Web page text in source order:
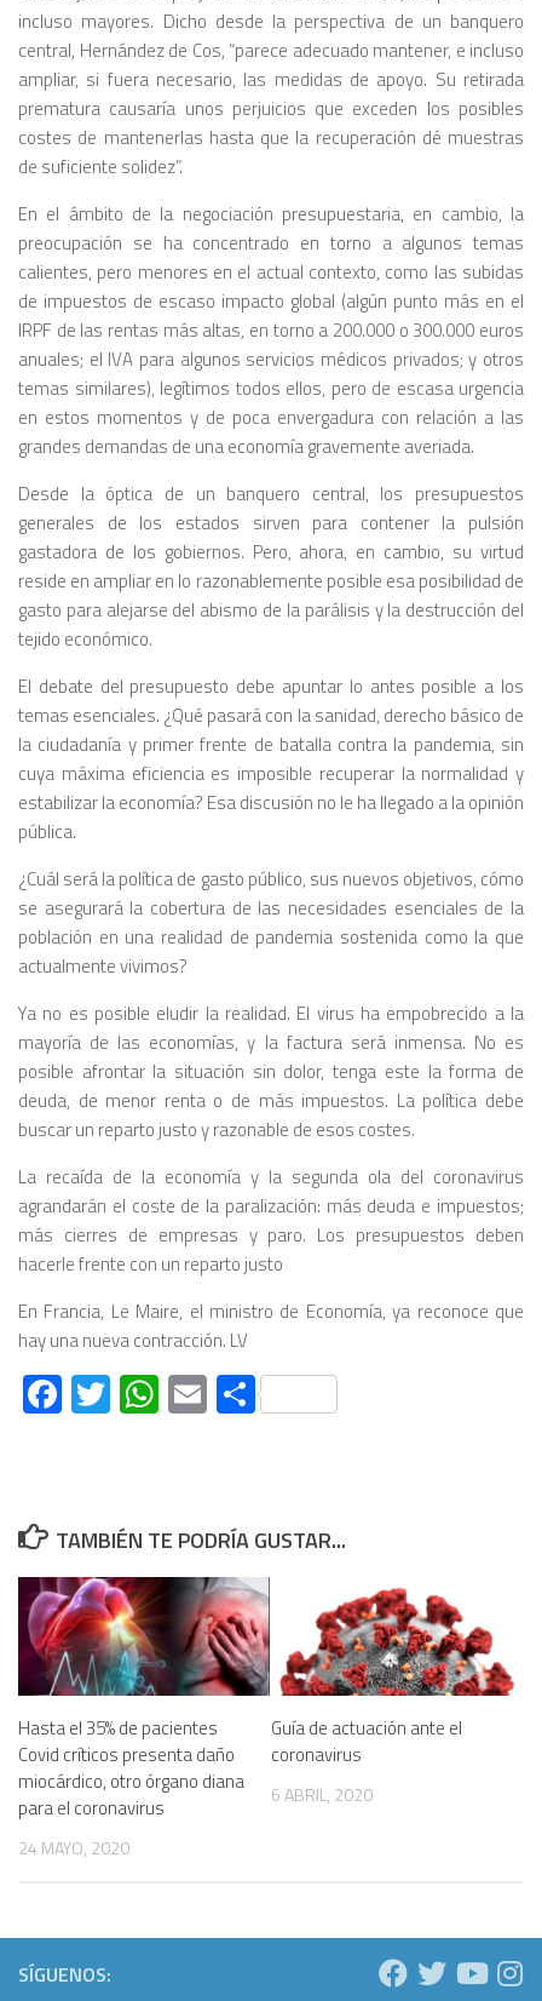
incluso mayores. Dicho desde la perspectiva de un banquero
central, Hernández de Cos, “parece adecuado mantener, e incluso
ampliar, si fuera necesario, las medidas de apoyo. Su retirada
prematura causaría unos perjuicios que exceden los posibles
costes de mantenerlas hasta que la recuperación dé muestras
de suficiente solidez”.
En el ámbito de la negociación presupuestaria, en cambio, la
preocupación se ha concentrado en torno a algunos temas
calientes, pero menores en el actual contexto, como las subidas
de impuestos de escaso impacto global (algún punto más en el
IRPF de las rentas más altas, en torno a 200.000 o 300.000 euros
anuales; el IVA para algunos servicios médicos privados; y otros
temas similares), legítimos todos ellos, pero de escasa urgencia
en estos momentos y de poca envergadura con relación a las
grandes demandas de una economía gravemente averiada.
Desde la óptica de un banquero central, los presupuestos
generales de los estados sirven para contener la pulsión
gastadora de los gobiernos. Pero, ahora, en cambio, su virtud
reside en ampliar en lo razonablemente posible esa posibilidad de
gasto para alejarse del abismo de la parálisis y la destrucción del
tejido económico.
El debate del presupuesto debe apuntar lo antes posible a los
temas esenciales. ¿Qué pasará con la sanidad, derecho básico de
la ciudadanía y primer frente de batalla contra la pandemia, sin
cuya máxima eficiencia es imposible recuperar la normalidad y
estabilizar la economía? Esa discusión no le ha llegado a la opinión
­pública.
¿Cuál será la política de gasto público, sus nuevos objetivos, cómo
se asegurará la cobertura de las necesidades esenciales de la
población en una realidad de pandemia sostenida como la que
actualmente vivimos?
Ya no es posible eludir la realidad. El virus ha empobrecido a la
mayoría de las economías, y la factura será inmensa. No es
posible afrontar la situación sin dolor, tenga este la forma de
deuda, de menor renta o de más impuestos. La política debe
buscar un reparto justo y razonable de esos costes.
La recaída de la economía y la segunda ola del coronavirus
agrandarán el coste de la paralización: más deuda e impuestos;
más cierres de empresas y paro. Los presupuestos deben
hacerle frente con un reparto justo
En Francia, Le Maire, el ministro de Economía, ya reconoce que
hay una nueva contracción. LV
Facebook
Twitter
WhatsApp
EmailCompartir
TAMBIÉN TE PODRÍA GUSTAR...
Hasta el 35% de pacientes
Covid críticos presenta daño
miocárdico, otro órgano diana
para el coronavirus
24 MAYO, 2020
Guía de actuación ante el
coronavirus
6 ABRIL, 2020
SÍGUENOS: